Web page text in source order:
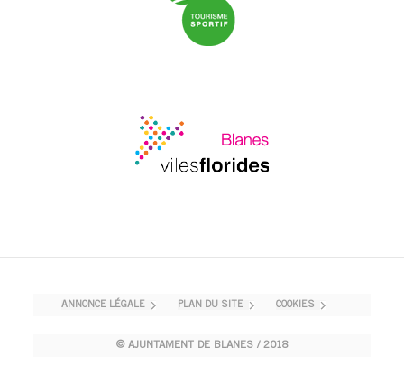
ANNONCE LÉGALE PLAN DU SITE COOKIES
© AJUNTAMENT DE BLANES / 2018